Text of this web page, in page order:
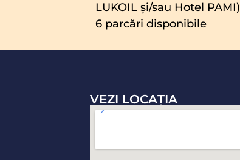
LUKOIL şi/sau Hotel PAMI)
6 parcări disponibile
VEZI LOCAŢIA